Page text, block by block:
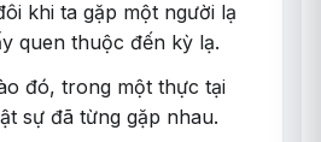
khi ta gặp một người lạ
quen thuộc đến kỳ lạ.
đó, trong một thực tại
sự đã từng gặp nhau.